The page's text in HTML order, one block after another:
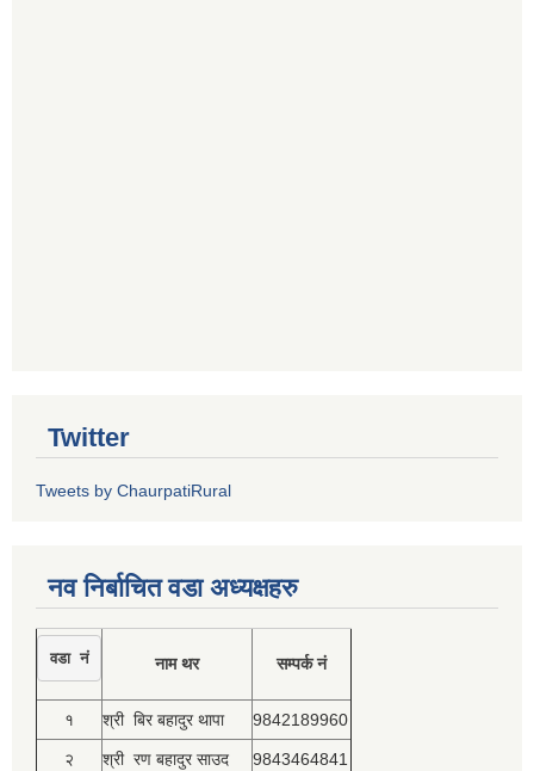
Twitter
Tweets by ChaurpatiRural
नव निर्बाचित वडा अध्यक्षहरु
वडा नं नाम थर सम्पर्क नं
१ श्री बिर बहादुर थापा 9842189960
२ श्री रण बहादुर साउद 9843464841